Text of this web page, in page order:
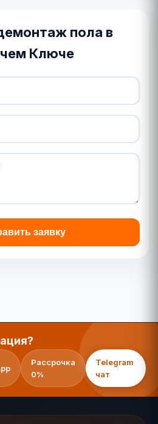
пола в
Ключе
заявку
Рассрочка
0%
Telegram
чат